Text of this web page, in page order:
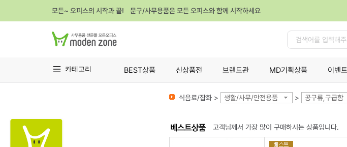
모든~ 오피스의 시작과 끝! 문구/사무용품은 모든 오피스와 함께 시작하세요
카테고리 BEST상품 신상품전 브랜드관 MD기획상품 이벤트
식음료/잡화 > 생활/사무/안전용품 > 공구류,구급함
고객님께서 가장 많이 구매하시는 상품입니다.